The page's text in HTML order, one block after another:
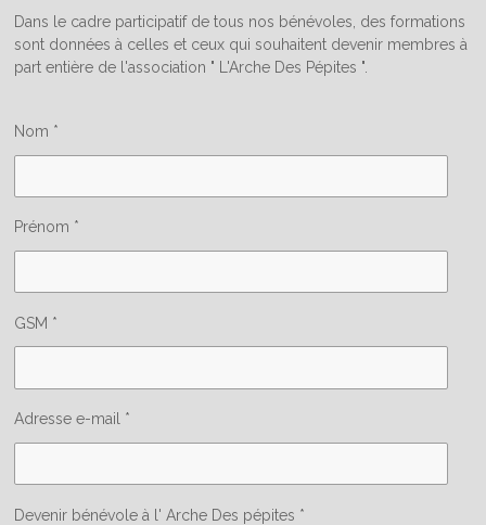
Dans le cadre participatif de tous nos bénévoles, des formations
sont données à celles et ceux qui souhaitent devenir membres à
part entière de l'association " L'Arche Des Pépites ".
Nom *
Prénom *
GSM *
Adresse e-mail *
Devenir bénévole à l' Arche Des pépites *